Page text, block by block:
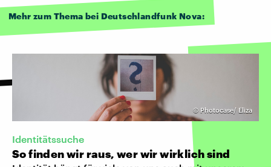
Mehr zum Thema bei Deutschlandfunk Nova:
© Photocase/ Eliza
Identitätssuche
So finden wir raus, wer wir wirklich sind